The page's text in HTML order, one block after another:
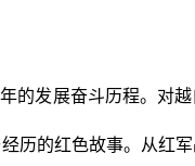
的发展奋斗历程。对
历的红色故事。从红